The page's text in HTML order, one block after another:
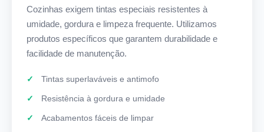
Cozinhas exigem tintas especiais resistentes à
umidade, gordura e limpeza frequente. Utilizamos
produtos específicos que garantem durabilidade e
facilidade de manutenção.
Tintas superlaváveis e antimofo
Resistência à gordura e umidade
Acabamentos fáceis de limpar